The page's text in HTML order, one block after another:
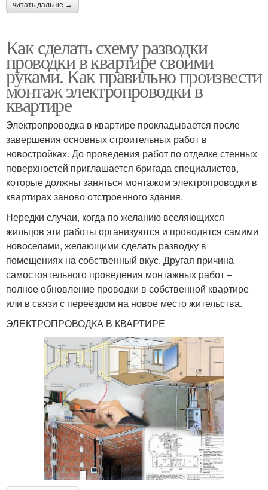
читать дальше →
Как сделать схему разводки
проводки в квартире своими
руками. Как правильно произвести
монтаж электропроводки в
квартире
Электропроводка в квартире прокладывается после
завершения основных строительных работ в
новостройках. До проведения работ по отделке стенных
поверхностей приглашается бригада специалистов,
которые должны заняться монтажом электропроводки в
квартирах заново отстроенного здания.
Нередки случаи, когда по желанию вселяющихся
жильцов эти работы организуются и проводятся самими
новоселами, желающими сделать разводку в
помещениях на собственный вкус. Другая причина
самостоятельного проведения монтажных работ –
полное обновление проводки в собственной квартире
или в связи с переездом на новое место жительства.
ЭЛЕКТРОПРОВОДКА В КВАРТИРЕ